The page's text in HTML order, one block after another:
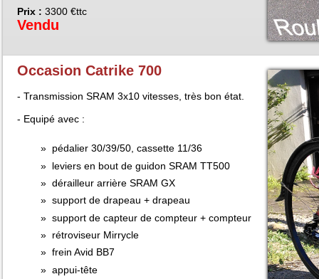
Prix : 3300 €ttc
Vendu
Occasion Catrike 700
- Transmission SRAM 3x10 vitesses, très bon état.
- Equipé avec :
pédalier 30/39/50, cassette 11/36
leviers en bout de guidon SRAM TT500
dérailleur arrière SRAM GX
support de drapeau + drapeau
support de capteur de compteur + compteur
rétroviseur Mirrycle
frein Avid BB7
appui-tête